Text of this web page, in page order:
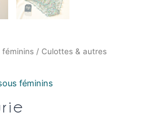
féminins / Culottes & autres
féminins